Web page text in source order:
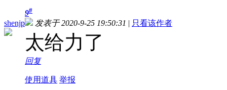
shenjp
9#
发表于 2020-9-25 19:50:31 | 只看该作者
太给力了
回复
使用道具 举报